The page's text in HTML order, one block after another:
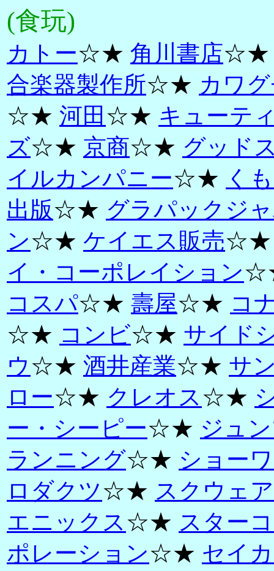
(食玩)
カトー☆★ 角川書店
合楽器製作所☆★ カワ
☆★ 河田 ☆★ キューテ
ズ☆★ 京商☆★ グッド
イルカンパニー☆★ く
出版☆★ グラパックジ
ン☆★ ケイエス販売
イ・コーポレイション
コスパ☆★ 壽屋☆★ コ
☆★ コンビ☆★ サイド
ウ☆★ 酒井産業☆★ サ
ロー☆★ クレオス☆★
ー・シーピー☆★ ジュ
ランニング☆★ ショー
ロダクツ☆★ スクウェ
エニックス☆★ スター
ポレーション☆★ セイ